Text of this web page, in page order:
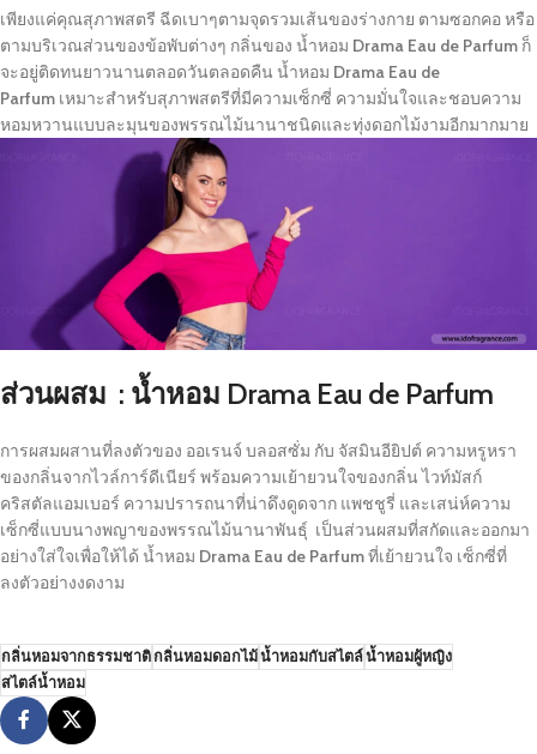
เพียงแค่คุณสุภาพสตรี ฉีดเบาๆตามจุดรวมเส้นของร่างกาย ตามซอกคอ หรือ
ตามบริเวณส่วนของข้อพับต่างๆ กลิ่นของ น้ำหอม Drama Eau de Parfum ก็
จะอยู่ติดทนยาวนานตลอดวันตลอดคืน น้ำหอม Drama Eau de
Parfum เหมาะสำหรับสุภาพสตรีที่มีความเซ็กซี่ ความมั่นใจและชอบความ
หอมหวานแบบละมุนของพรรณไม้นานาชนิดและทุ่งดอกไม้งามอีกมากมาย
ส่วนผสม : น้ำหอม Drama Eau de Parfum
การผสมผสานที่ลงตัวของ ออเรนจ์ บลอสซั่ม กับ จัสมินอียิปต์ ความหรูหรา
ของกลิ่นจากไวล์การ์ดีเนียร์ พร้อมความเย้ายวนใจของกลิ่น ไวท์มัสก์
คริสตัลแอมเบอร์ ความปรารถนาที่น่าดึงดูดจาก แพชชูรี่ และเสน่ห์ความ
เซ็กซี่แบบนางพญาของพรรณไม้นานาพันธุ์ เป็นส่วนผสมที่สกัดและออกมา
อย่างใส่ใจเพื่อให้ได้ น้ำหอม Drama Eau de Parfumที่เย้ายวนใจ เซ็กซี่ที่
ลงตัวอย่างงดงาม
กลิ่นหอมจากธรรมชาติกลิ่นหอมดอกไม้น้ำหอมกับสไตล์น้ำหอมผู้หญิง
สไตล์น้ำหอม